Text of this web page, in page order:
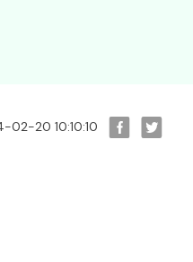
02-20 10:10:10